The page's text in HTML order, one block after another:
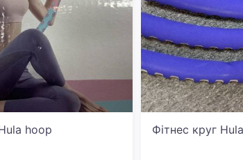
hoop Фітнес круг